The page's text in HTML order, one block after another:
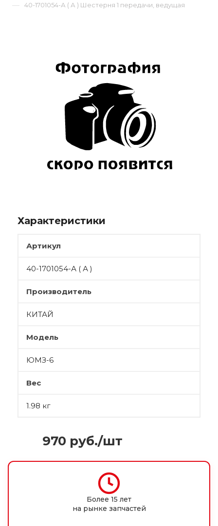
— 40-1701054-А ( А ) Шестерня 1 передачи, ведущая
Характеристики
Артикул
40-1701054-А ( А )
Производитель
КИТАЙ
Модель
ЮМЗ-6
Вес
1.98 кг
970 руб./шт
Более 15 лет
на рынке запчастей